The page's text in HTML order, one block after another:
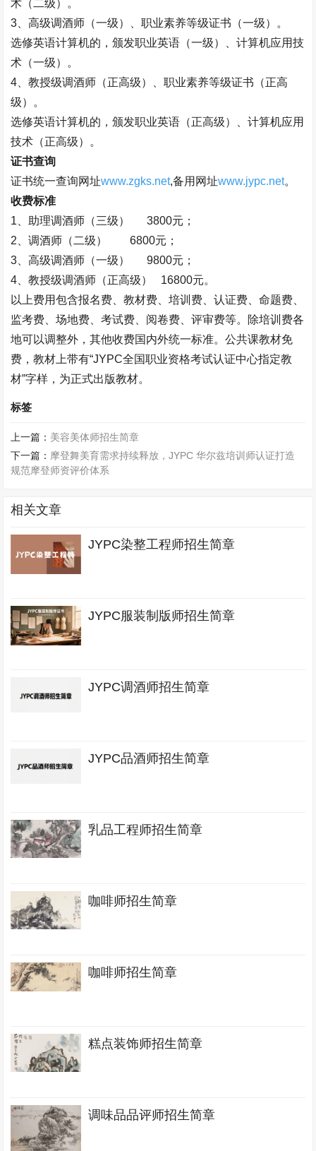
术（二级）。
3 、高级调酒师（一级）、职业素养等级证书（一级）。
选修英语计算机的，颁发职业英语（一级）、计算机应用技
术（一级）。
4 、教授级调酒师（正高级）、职业素养等级证书（正高
级）。
选修英语计算机的，颁发职业英语（正高级）、计算机应用
技术（正高级）。
证书查询
证书统一查询网址www.zgks.net,备用网址www.jypc.net。
收费标准
1 、助理调酒师（三级） 3800元；
2 、调酒师（二级） 6800元；
3 、高级调酒师（一级） 9800元；
4 、教授级调酒师（正高级） 16800元。
以上费用包含报名费、教材费、培训费、认证费、命题费、
监考费、场地费、考试费、阅卷费、评审费等。除培训费各
地可以调整外，其他收费国内外统一标准。公共课教材免
费，教材上带有“JYPC全国职业资格考试认证中心指定教
材”字样，为正式出版教材。
标签
上一篇： 美容美体师招生简章
下一篇： 摩登舞美育需求持续释放，JYPC 华尔兹培训师认证打造
规范摩登师资评价体系
相关文章
JYPC染整工程师招生简章
JYPC服装制版师招生简章
JYPC调酒师招生简章
JYPC品酒师招生简章
乳品工程师招生简章
咖啡师招生简章
咖啡师招生简章
糕点装饰师招生简章
调味品品评师招生简章